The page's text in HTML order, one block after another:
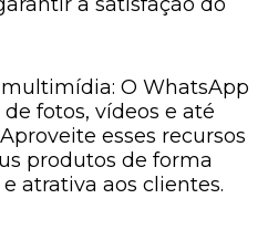
O WhatsApp
fotos, vídeos e até
esses recursos
produtos de forma
atrativa aos clientes.